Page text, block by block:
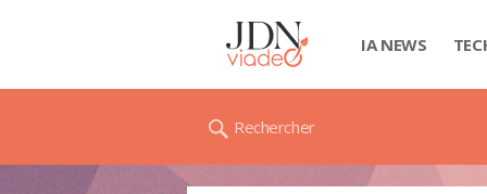
IA NEWS
Rechercher